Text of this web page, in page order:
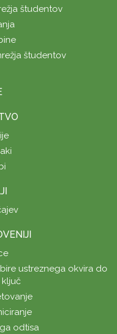
študentov
študentov
ustreznega okvira do
odtisa